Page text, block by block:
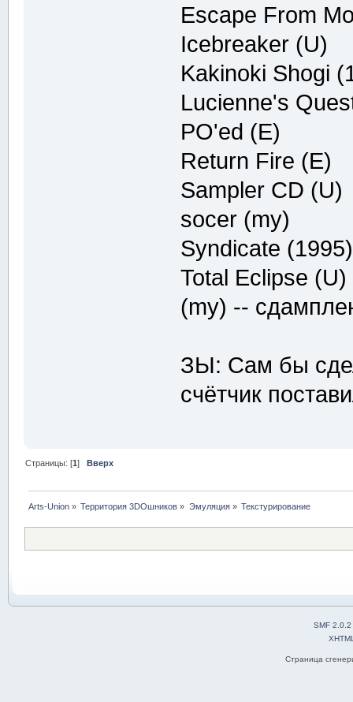
Escape From
Icebreaker (U)
Kakinoki Shogi
Lucienne's
PO'ed (E)
Return Fire (E)
Sampler CD (U)
socer (my)
Syndicate
Total Eclipse (U)
(my) --
ЗЫ: Сам бы
счётчик
Страницы: [1] Вверх
Arts-Union » Территория 3DOшников » Эмуляция» Текстурирование
SMF 2.0.2
Страница